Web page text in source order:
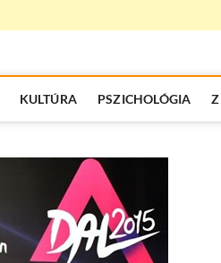
KULTÚRA PSZICHOLÓGIA